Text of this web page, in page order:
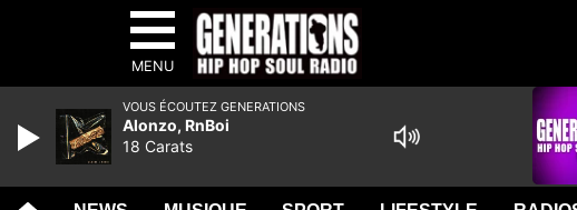
MENU
VOUS ÉCOUTEZ GENERATIONS
Alonzo, RnBoi
18 Carats